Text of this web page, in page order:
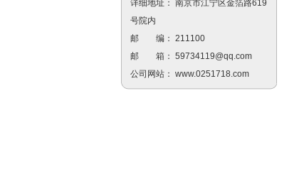
详细地址： 南京市江宁区金箔路619
号院内
邮 编： 211100
邮 箱： 59734119@qq.com
公司网站： www.0251718.com